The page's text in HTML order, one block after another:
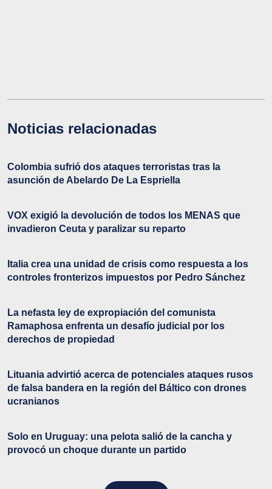
Noticias relacionadas
Colombia sufrió dos ataques terroristas tras la
asunción de Abelardo De La Espriella
VOX exigió la devolución de todos los MENAS que
invadieron Ceuta y paralizar su reparto
Italia crea una unidad de crisis como respuesta a los
controles fronterizos impuestos por Pedro Sánchez
La nefasta ley de expropiación del comunista
Ramaphosa enfrenta un desafío judicial por los
derechos de propiedad
Lituania advirtió acerca de potenciales ataques rusos
de falsa bandera en la región del Báltico con drones
ucranianos
Solo en Uruguay: una pelota salió de la cancha y
provocó un choque durante un partido